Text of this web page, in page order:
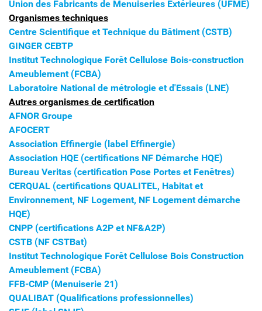
Union des Fabricants de Menuiseries Extérieures (UFME)
Organismes techniques
Centre Scientifique et Technique du Bâtiment (CSTB)
GINGER CEBTP
Institut Technologique Forêt Cellulose Bois-construction
Ameublement (FCBA)
Laboratoire National de métrologie et d'Essais (LNE)
Autres organismes de certification
AFNOR Groupe
AFOCERT
Association Effinergie (label Effinergie)
Association HQE (certifications NF Démarche HQE)
Bureau Veritas (certification Pose Portes et Fenêtres)
CERQUAL (certifications QUALITEL, Habitat et
Environnement, NF Logement, NF Logement démarche
HQE)
CNPP (certifications A2P et NF&A2P)
CSTB (NF CSTBat)
Institut Technologique Forêt Cellulose Bois Construction
Ameublement (FCBA)
FFB-CMP (Menuiserie 21)
QUALIBAT (Qualifications professionnelles)